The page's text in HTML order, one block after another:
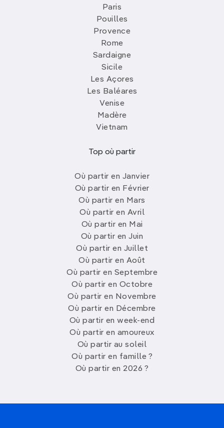
Paris
Pouilles
Provence
Rome
Sardaigne
Sicile
Les Açores
Les Baléares
Venise
Madère
Vietnam
Top où partir
Où partir en Janvier
Où partir en Février
Où partir en Mars
Où partir en Avril
Où partir en Mai
Où partir en Juin
Où partir en Juillet
Où partir en Août
Où partir en Septembre
Où partir en Octobre
Où partir en Novembre
Où partir en Décembre
Où partir en week-end
Où partir en amoureux
Où partir au soleil
Où partir en famille ?
Où partir en 2026 ?